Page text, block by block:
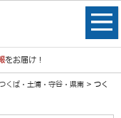
をお届け！
くば・土浦・守谷・県南 > つく